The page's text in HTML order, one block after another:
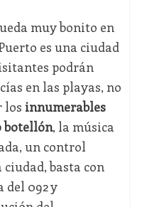
muy bonito en
es una ciudad
podrán
en las playas, no
los innumerables
botellón, la música
un control
basta con
del 092 y